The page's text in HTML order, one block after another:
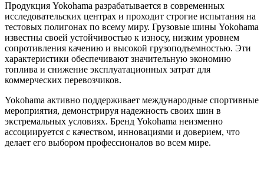
Продукция Yokohama разрабатывается в современных
исследовательских центрах и проходит строгие испытания на
тестовых полигонах по всему миру. Грузовые шины Yokohama
известны своей устойчивостью к износу, низким уровнем
сопротивления качению и высокой грузоподъемностью. Эти
характеристики обеспечивают значительную экономию
топлива и снижение эксплуатационных затрат для
коммерческих перевозчиков.
Yokohama активно поддерживает международные спортивные
мероприятия, демонстрируя надежность своих шин в
экстремальных условиях. Бренд Yokohama неизменно
ассоциируется с качеством, инновациями и доверием, что
делает его выбором профессионалов во всем мире.